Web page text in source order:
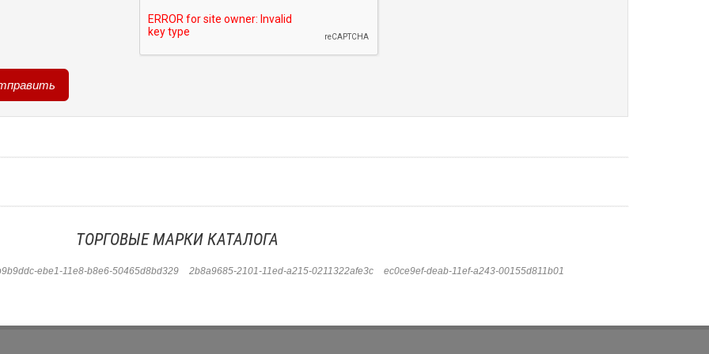
ТОРГОВЫЕ МАРКИ КАТАЛОГА
ebe1-11e8-b8e6-50465d8bd329 2b8a9685-2101-11ed-a215-0211322afe3c ec0ce9ef-deab-11ef-a243-00155d811b01